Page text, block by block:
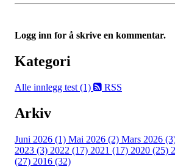
Logg inn for å skrive en kommentar.
Kategori
Alle innlegg test (1) RSS
Arkiv
Juni 2026 (1) Mai 2026 (2) Mars 2026
2023 (3) 2022 (17) 2021 (17) 2020 (25)
(27) 2016 (32)